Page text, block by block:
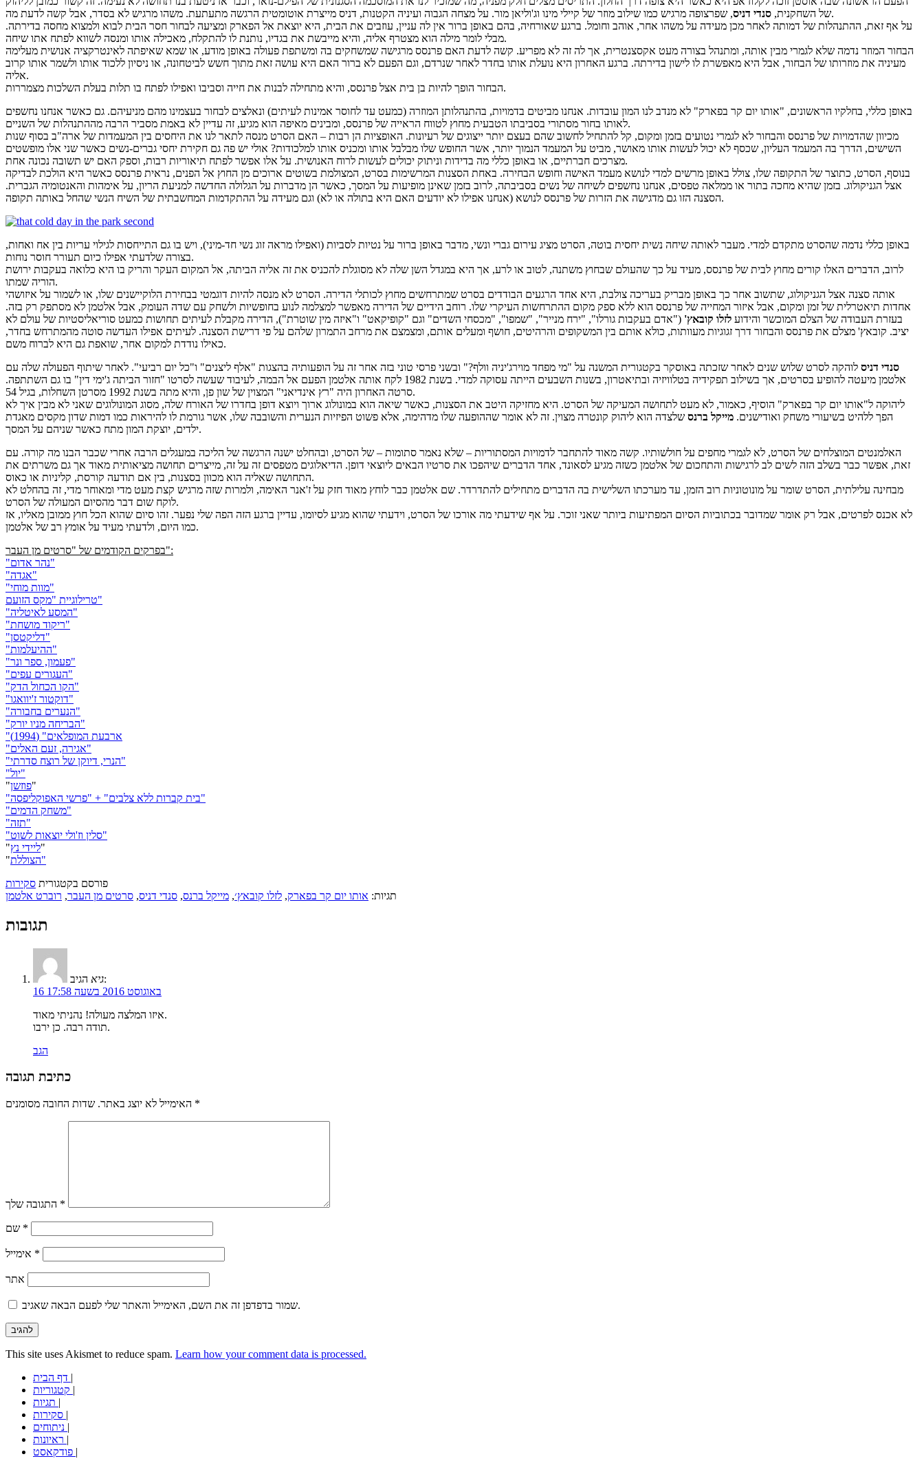
של השחקנית, סנדי דניס
, שפרצופה מרגיש כמו שילוב מוזר של קיילי מינו וג'וליאן מור. על מצחה הגבוה ועיניה הקטנות, דניס מייצרת אוטומטית הרגשה מתעתעת. משהו מרגיש לא בסדר, אבל קשה לדעת מה.
על אף זאת, ההתנהלות של דמותה לאחר מכן מעידה על משהו אחר, אוהב וחומל. ברגע שאורחיה, בהם באופן ברור אין לה עניין, עוזבים את הבית, היא יוצאת אל הפארק ומציעה לבחור חסר הבית לבוא ולמצוא מחסה בדירתה.
מבלי לומר מילה הוא מצטרף אליה, והיא מייבשת את בגדיו, נותנת לו להתקלח, מאכילה אותו ומנסה לשווא לפתח אתו שיחה.
הבחור המוזר נדמה שלא לגמרי מבין אותה, ומתנהל בצורה מעט אקסצנטרית, אך לה זה לא מפריע. קשה לדעת האם פרנסס מרגישה שמשחקים בה ומשתפת פעולה באופן מודע, או שמא שאיפתה לאינטרקציה אנושית מעלימה
מעיניה את מוזרותו של הבחור, אבל היא מאפשרת לו לישון בדירתה. ברגע האחרון היא נועלת אותו בחדר לאחר שנרדם, וגם הפעם לא ברור האם היא עושה זאת מתוך חשש לביטחונה, או ניסיון ללכוד אותו ולשמר אותו קרוב
אליה.
הבחור הופך להיות בן בית אצל פרנסס, והיא מתחילה לבנות את חייה וסביבו ואפילו לפתח בו תלות בעלת השלכות מצמררות.
באופן כללי, בחלקיו הראשונים, "אותו יום קר בפארק" לא מנדב לנו המון עובדות. אנחנו מביטים בדמויות, בהתנהלותן המוזרה (כמעט עד לחוסר אמינות לעיתים) ונאלצים לבחור בעצמינו מהם מניעיהם. גם כאשר אנחנו נחשפים
לאותו בחור מסתורי בסביבתו הטבעית מחוץ לטווח הראייה של פרנסס, ומבינים מאיפה הוא מגיע, זה עדיין לא באמת מסביר הרבה מההתנהלות של השניים.
מכיוון שהדמויות של פרנסס והבחור לא לגמרי נטועים בזמן ומקום, קל להתחיל לחשוב שהם בעצם יותר ייצוגים של רעיונות. האופציות הן רבות – האם הסרט מנסה לתאר לנו את היחסים בין המעמדות של ארה"ב בסוף שנות
השישים, הדרך בה המעמד העליון, שכסף לא יכול לעשות אותו מאושר, מביט על המעמד הנמוך יותר, אשר החופש שלו מבלבל אותו ומכניס אותו למלכודות? אולי יש פה גם חקירת יחסי גברים-נשים כאשר שני אלו מופשטים
מצרכים חברתיים, או באופן כללי מה בדידות וניתוק יכולים לעשות לרוח האנושית. על אלו אפשר לפתח תיאוריות רבות, וספק האם יש תשובה נכונה אחת.
בנוסף, הסרט, כתוצר של התקופה שלו, צולל באופן מרשים למדי לנושא מעמד האישה וחופש הבחירה. באחת הסצנות המרשימות בסרט, המצולמת בשוטים ארוכים מן החוץ אל הפנים, נראית פרנסס כאשר היא הולכת לבדיקה
אצל הגניקולוג. בזמן שהיא מחכה בתור או ממלאה טפסים, אנחנו נחשפים לשיחה של נשים בסביבתה, לרוב בזמן שאינן מופיעות על המסך, כאשר הן מדברות על הגלולה החדשה למניעת הריון, על אימהות והאנטומיה הגברית.
הסצנה הזו גם מדגישה את הזרות של פרנסס לנושא (אנחנו אפילו לא יודעים האם היא בתולה או לא) וגם מעידה על ההתקדמות המחשבתית של השיח הנשי שהחל באותה תקופה.
באופן כללי נדמה שהסרט מתקדם למדי. מעבר לאותה שיחה נשית יחסית בוטה, הסרט מציג עירום גברי ונשי, מדבר באופן ברור על נטיות לסביות (ואפילו מראה זוג נשי חד-מיני), ויש בו גם התייחסות לגילוי עריות בין אח ואחות,
בצורה שלדעתי אפילו כיום תעורר חוסר נוחות.
לרוב, הדברים האלו קורים מחוץ לבית של פרנסס, מעיד על כך שהעולם שבחוץ משתנה, לטוב או לרע, אך היא במגדל השן שלה לא מסוגלת להכניס את זה אליה הביתה, אל המקום העקר והריק בו היא כלואה בעקבות ירושת
הוריה שמתו.
אותה סצנה אצל הגניקולוג, שתשוב אחר כך באופן מבריק בעריכה צולבת, היא אחד הרגעים הבודדים בסרט שמתרחשים מחוץ לכותלי הדירה. הסרט לא מנסה להיות דוגמטי בבחירת הלוקיישנים שלו, או לשמור על איזושהי
אחדות תיאטרלית של זמן ומקום, אבל איזור המחייה של פרנסס הוא ללא ספק מקום ההתרחשות העיקרי שלו. רוחב הידיים של הדירה מאפשר למצלמה לנוע בחופשיות ולשחק עם שדה העומק, אבל אלטמן לא מסתפק רק בזה.
בעזרת העבודה של הצלם המוכשר והידוע לזלו קובאץ' ("אדם בעקבות גורלו", "ירח מנייר", "שמפו", "מכסחי השדים" וגם "קופיקאט" ו"איזה מין שוטרת"), הדירה מקבלת לעיתים תחושות כמעט סוריאליסטיות של עולם לא
יציב. קובאץ' מצלם את פרנסס והבחור דרך זגוגיות מעוותות, כולא אותם בין המשקופים והרהיטים, חושף ומעלים אותם, ומצמצם את מרחב התמרון שלהם על פי דרישת הסצנה. לעיתים אפילו העדשה סוטה מהמתרחש בחדר,
כאילו נודדת למקום אחר, שואפת גם היא לברוח משם.
סנדי דניס לוהקה לסרט שלוש שנים לאחר שזכתה באוסקר בקטגורית המשנה על "מי מפחד מוירג'יניה וולף?" ובשני פרסי טוני בזה אחר זה על הופעותיה בהצגות "אלף ליצנים" ו"כל יום רביעי". לאחר שיתוף הפעולה שלה עם
אלטמן מיעטה להופיע בסרטים, אך בשילוב תפקידיה בטלוויזיה ובתיאטרון, בשנות השבעים הייתה עסוקה למדי. בשנת 1982 לקח אותה אלטמן הפעם אל הבמה, לעיבוד שעשה לסרטו "חזור הביתה ג'ימי דין" בו גם השתתפה.
סרטה האחרון היה "רץ אינדיאני" המצוין של שון פן, והיא מתה בשנת 1992 מסרטן השחלות, בגיל 54.
ליהוקה ל"אותו יום קר בפארק" הוסיף, כאמור, לא מעט לתחושה המעיקה של הסרט. היא מחזיקה היטב את הסצנות, כאשר שיאה הוא במונולוג ארוך ויוצא דופן בחדרו של האורח שלה, מסוג המונולוגים שאני לא מבין איך לא
הפך ללהיט בשיעורי משחק ואודישנים. מייקל ברנס שלצדה הוא ליהוק קונטרה מצוין. זה לא אומר שההופעה שלו מדהימה, אלא פשוט הפיזיות הנערית והשובבה שלו, אשר גורמת לו להיראות כמו דמות שדון מקסים מאגדת
ילדים, יוצקת המון מתח כאשר שניהם על המסך.
האלמנטים המוצלחים של הסרט, לא לגמרי מחפים על חולשותיו. קשה מאוד להתחבר לדמויות המסתוריות – שלא נאמר סתומות – של הסרט, ובהחלט ישנה הרגשה של הליכה במעגלים הרבה אחרי שכבר הבנו מה קורה. עם
זאת, אפשר כבר בשלב הזה לשים לב לרגישות והתחכום של אלטמן כשזה מגיע לסאונד, אחד הדברים שיהפכו את סרטיו הבאים ליוצאי דופן. הדיאלוגים מטפסים זה על זה, מייצרים תחושה מציאותית מאוד אך גם משרתים את
התחושה שאליה הוא מכוון בסצנות, בין אם תודעה קורסת, קליניות או כאוס.
מבחינה עלילתית, הסרט שומר על מונוטוניות רוב הזמן, עד מערכתו השלישית בה הדברים מתחילים להתדרדר. שם אלטמן כבר לוחץ מאוד חזק על ז'אנר האימה, ולמרות שזה מרגיש קצת מעט מדי ומאוחר מדי, זה בהחלט לא
לוקח שום דבר מהסיום המעולה של הסרט.
לא אכנס לפרטים, אבל רק אומר שמדובר בכתוביות הסיום המפתיעות ביותר שאני זוכר. על אף שידעתי מה אורכו של הסרט, וידעתי שהוא מגיע לסיומו, עדיין ברגע הזה הפה שלי נפער. זהו סיום שהוא הכל חוץ ממובן מאליו, אז
כמו היום, ולדעתי מעיד על אומץ רב של אלטמן.
בפרקים הקודמים של "סרטים מן העבר":
"נהר אדום"
"אגדה"
"מוות מוחי"
טרילוגיית "מקס הזועם"
"המסע לאיטליה"
"ריקוד מושחת"
"דליקטסן"
"ההיעלמות"
"פעמון, ספר ונר"
"העגורים עפים"
"הקו הכחול הדק"
"דוקטור ז'יוואגו"
"הנערים בחבורה"
"הבריחה מניו יורק"
"ארבעת המופלאים" (1994)
"אגירה, זעם האלים"
"הנרי, דיוקן של רוצח סדרתי"
"יול"
"פוזשן"
"בית קברות ללא צלבים" + "פרשי האפוקליפסה"
"משחק הדמים"
"תזה"
"סלין וז'ולי יוצאות לשוט"
"ליידי נץ"
"
הצוללת"
פורסם בקטגורית סקירות
תגיות: אותו יום קר בפארק, לזלו קובאץ׳, מייקל ברנס, סנדי דניס, סרטים מן העבר, רוברט אלטמן
תגובות
גיאהגיב:
16 באוגוסט 2016 בשעה 17:58
איזו המלצה מעולה! נהניתי מאוד.
תודה רבה. כן ירבו.
הגב
כתיבת תגובה
האימייל לא יוצג באתר. *
*
*
*
אתר
שמור בדפדפן זה את השם, האימייל והאתר שלי לפעם הבאה שאגיב.
This site uses Akismet to reduce spam. Learn how your comment data is processed.
|
|
|
|
|
|
|